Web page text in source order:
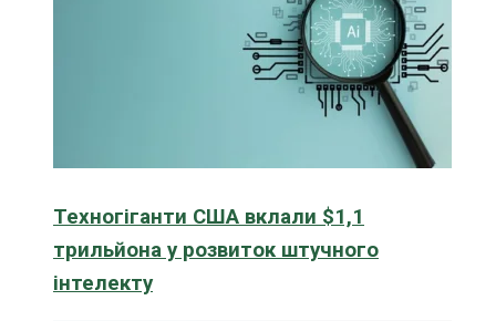
Техногіганти США вклали $1,1
трильйона у розвиток штучного
інтелекту